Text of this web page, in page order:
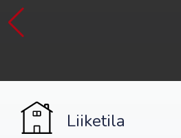
Liiketila